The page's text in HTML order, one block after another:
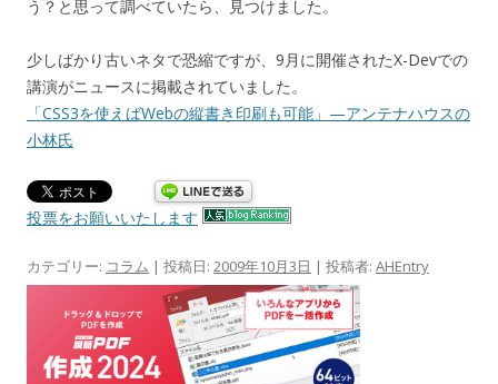
う？と思って調べていたら、見つけました。
少しばかり古いネタで恐縮ですが、9月に開催されたX-Devでの
講演がニュースに掲載されていました。
「CSS3を使えばWebの縦書き印刷も可能」—アンテナハウスの
小林氏
投票をお願いいたします
カテゴリー: コラム | 投稿日: 2009年10月3日 | 投稿者: AHEntry